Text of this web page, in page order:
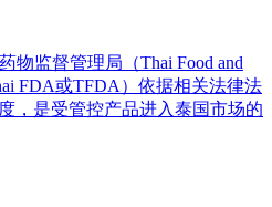
物监督管理局（Thai Food and
FDA或TFDA）依据相关法律法
，是受管控产品进入泰国市场的